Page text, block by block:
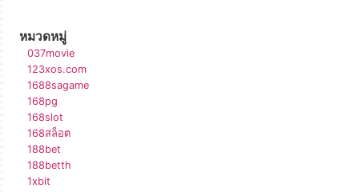
หมวดหมู่
037movie
123xos.com
1688sagame
168pg
168slot
168สล็อต
188bet
188betth
1xbit